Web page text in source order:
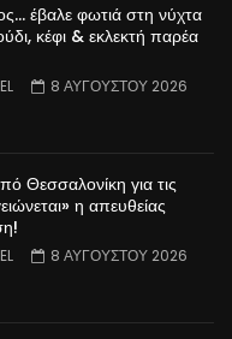
έβαλε φωτιά στη νύχτα
κέφι & εκλεκτή παρέα
8 ΑΥΓΟΥΣΤΟΥ 2026
Θεσσαλονίκη για τις
η απευθείας
8 ΑΥΓΟΥΣΤΟΥ 2026